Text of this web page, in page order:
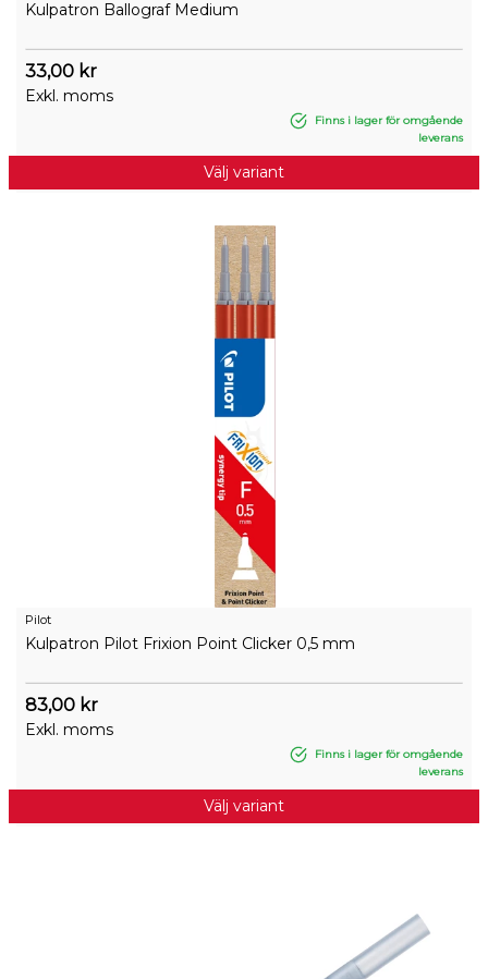
Kulpatron Ballograf Medium
33,00 kr
Exkl. moms
Finns i lager för omgående
leverans
Välj variant
Pilot
Kulpatron Pilot Frixion Point Clicker 0,5 mm
83,00 kr
Exkl. moms
Finns i lager för omgående
leverans
Välj variant